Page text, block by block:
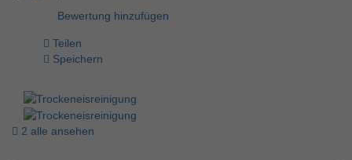
Bewertung hinzufügen
Teilen
Speichern
2 alle ansehen